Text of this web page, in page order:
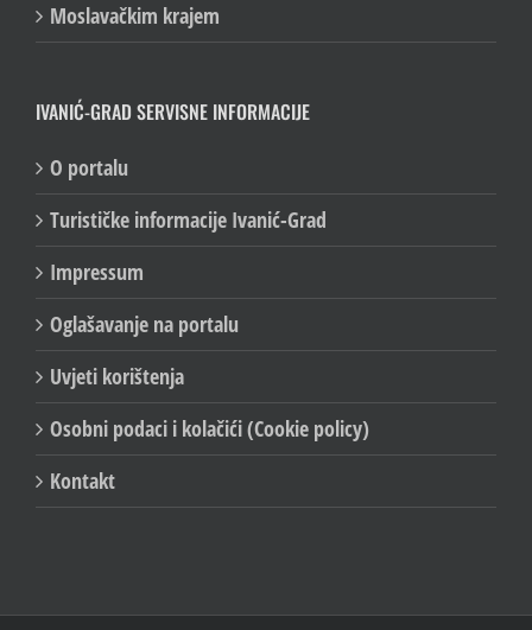
Moslavačkim krajem
IVANIĆ-GRAD SERVISNE INFORMACIJE
O portalu
Turističke informacije Ivanić-Grad
Impressum
Oglašavanje na portalu
Uvjeti korištenja
Osobni podaci i kolačići (Cookie policy)
Kontakt